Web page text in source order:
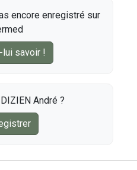
encore enregistré sur
savoir !
André ?